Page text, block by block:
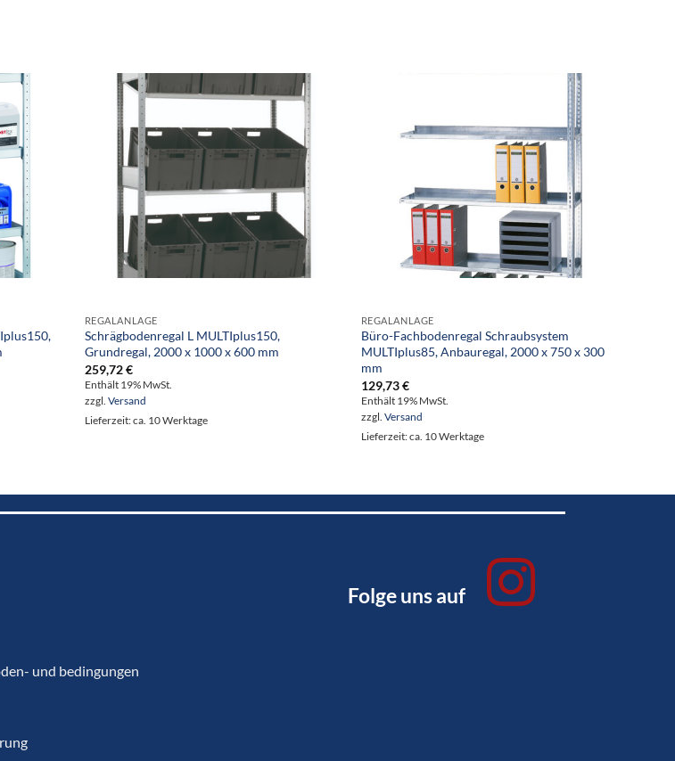
REGALANLAGE
Schrägbodenregal L MULTIplus150,
Grundregal, 2000 x 1000 x 600 mm
259,72€
Enthält 19% MwSt.
zzgl. Versand
Lieferzeit: ca. 10 Werktage
REGALANLAGE
Büro-Fachbodenregal Schraubsystem
MULTIplus85, Anbauregal, 2000 x 750 x 300
mm
129,73€
Enthält 19% MwSt.
zzgl. Versand
Lieferzeit: ca. 10 Werktage
und bedingungen
Folge uns auf